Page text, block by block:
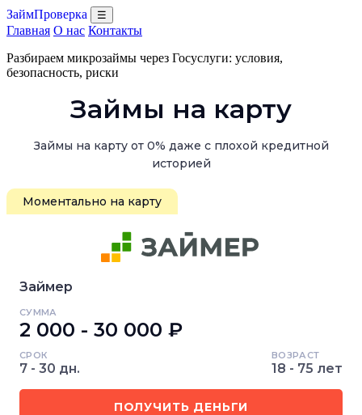
ЗаймПроверка ☰
Главная О нас Контакты
Разбираем микрозаймы через Госуслуги: условия,
безопасность, риски
Займы на карту
Займы на карту от 0% даже с плохой кредитной
историей
Моментально на карту
Займер
СУММА
2 000 - 30 000 ₽
СРОК
7 - 30 дн.
ВОЗРАСТ
18 - 75 лет
ПОЛУЧИТЬ ДЕНЬГИ